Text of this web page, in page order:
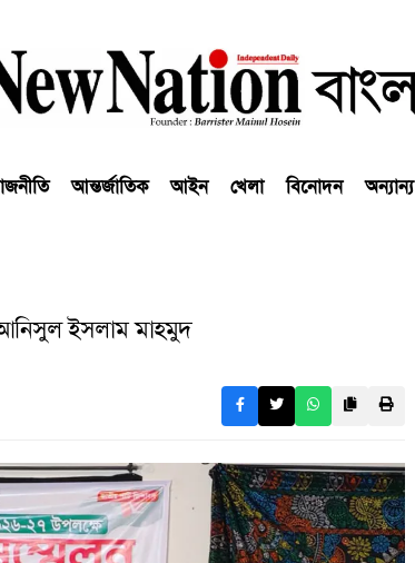
আন্তর্জাতিক আইন খেলা বিনোদন অন্যান্য
আনিসুল ইসলাম মাহমুদ